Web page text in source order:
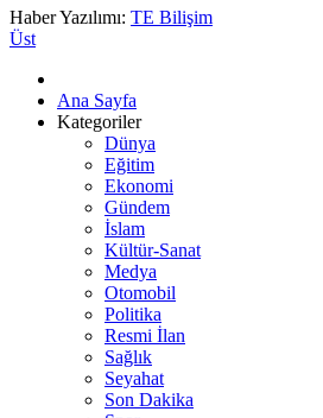
Haber Yazılımı: TE Bilişim
Üst
Ana Sayfa
Kategoriler
Dünya
Eğitim
Ekonomi
Gündem
İslam
Kültür-Sanat
Medya
Otomobil
Politika
Resmi İlan
Sağlık
Seyahat
Son Dakika